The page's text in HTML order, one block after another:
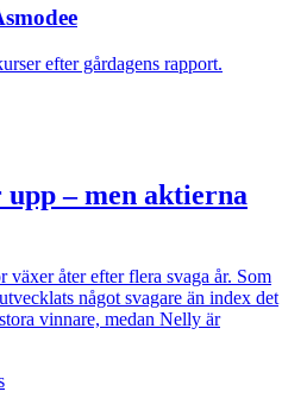
efter gårdagens rapport.
– men aktierna
åter efter flera svaga år. Som
något svagare än index det
vinnare, medan Nelly är